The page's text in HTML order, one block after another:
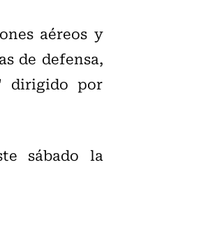
aéreos y
de defensa,
dirigido por
sábado la